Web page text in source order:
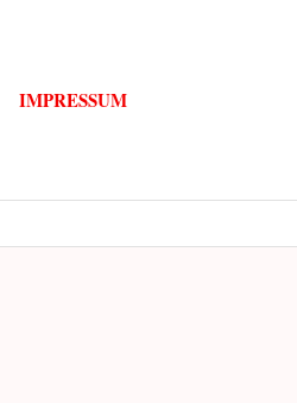
IMPRESSUM